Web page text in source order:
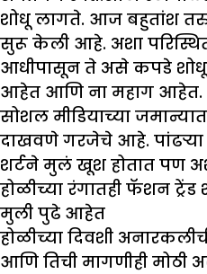
शोधू लागते. आज बहुतांश
सुरू केली आहे. अशा
आधीपासून ते असे कपडे
आहेत आणि ना महाग आहेत.
सोशल मीडियाच्या
दाखवणे गरजेचे आहे. पांढऱ्या
शर्टने मुलं खूश होतात पण
होळीच्या रंगातही फॅशन ट्रेंड
मुली पुढे आहेत
होळीच्या दिवशी
आणि तिची मागणीही मोठी